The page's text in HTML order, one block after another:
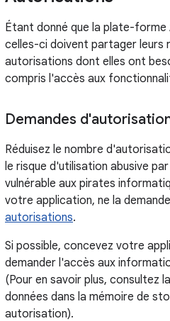
Étant donné que la plate-forme
celles-ci doivent partager leurs
autorisations dont elles ont
compris l'accès aux
Demandes
Réduisez le nombre
le risque d'utilisation abusive
vulnérable aux pirates
votre application, ne la
autorisations.
Si possible, concevez votre
demander l'accès aux
(Pour en savoir plus, consultez
données dans la mémoire de
autorisation).